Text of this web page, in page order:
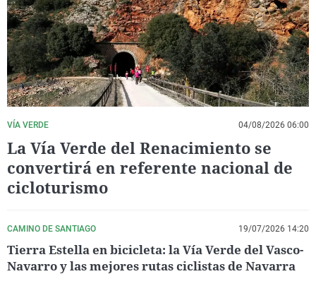
La rosa de los vientos
Gente viajera
Como el perro y el
Caso
Retornados
Equipo de
Operación Viuda
Extremadura
Galicia
La Rioja
Navarra
País Vasco
Virales
Televisión
Elecciones
VÍA VERDE 04/08/2026 06:00
La Vía Verde del Renacimiento se
convertirá en referente nacional de
cicloturismo
CAMINO DE SANTIAGO 19/07/2026 14:20
Tierra Estella en bicicleta: la Vía Verde del Vasco-
Navarro y las mejores rutas ciclistas de Navarra